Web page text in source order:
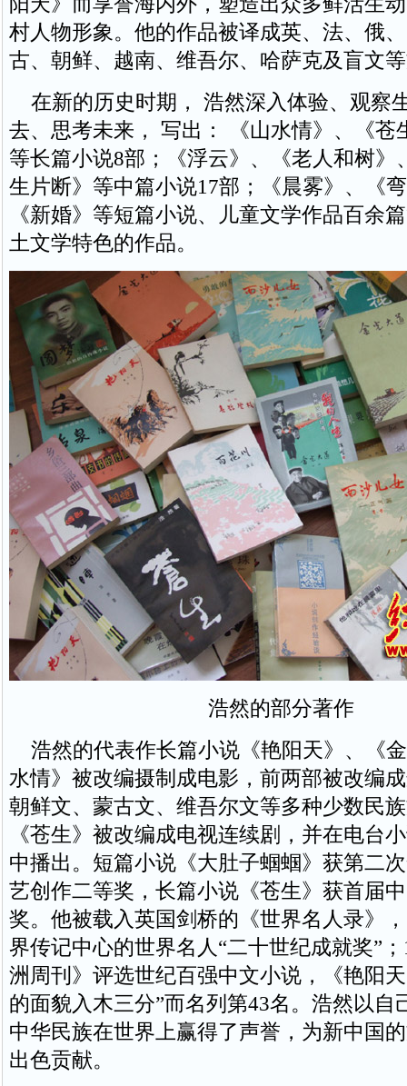
村人物形象。他的作品被译成英、法、俄
古、朝鲜、越南、维吾尔、哈萨克及盲文
在新的历史时期， 浩然深入体验、观察
去、思考未来， 写出： 《山水情》、《苍
等长篇小说8部；《浮云》、《老人和树》
生片断》等中篇小说17部；《晨雾》、《
《新婚》等短篇小说、儿童文学作品百余
土文学特色的作品。
浩然的部分著作
浩然的代表作长篇小说《艳阳天》、《
水情》被改编摄制成电影，前两部被改编
朝鲜文、蒙古文、维吾尔文等多种少数民
《苍生》被改编成电视连续剧，并在电台
中播出。短篇小说《大肚子蝈蝈》获第二
艺创作二等奖，长篇小说《苍生》获首届
奖。他被载入英国剑桥的《世界名人录》
界传记中心的世界名人“二十世纪成就奖”
洲周刊》评选世纪百强中文小说，《艳阳
的面貌入木三分”而名列第43名。浩然以自
中华民族在世界上赢得了声誉，为新中国
出色贡献。